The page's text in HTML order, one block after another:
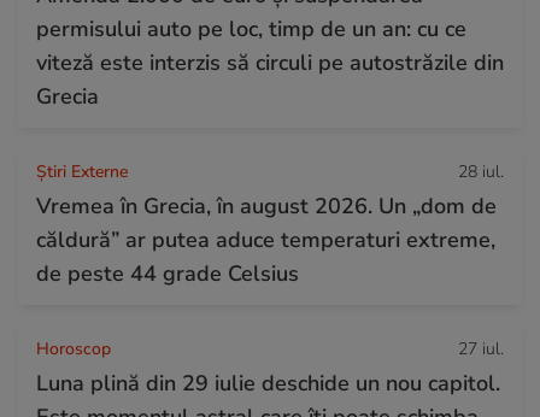
permisului auto pe loc, timp de un an: cu ce
viteză este interzis să circuli pe autostrăzile din
Grecia
Știri Externe 28 iul.
Vremea în Grecia, în august 2026. Un „dom de
căldură” ar putea aduce temperaturi extreme,
de peste 44 grade Celsius
Horoscop 27 iul.
Luna plină din 29 iulie deschide un nou capitol.